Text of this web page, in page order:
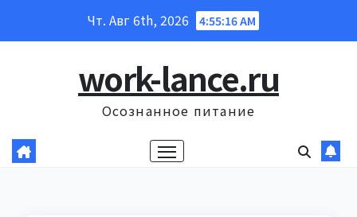
Чт. Авг 6th, 2026 4:55:17 AM
work-lance.ru
Осознанное питание